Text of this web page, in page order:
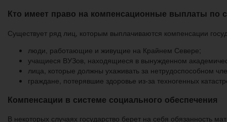
Кто имеет право на компенсационные выплаты по
Существует ряд лиц, которым выплачиваются компенсации
люди, работающие и живущие на Крайнем Севере;
учащиеся ВУЗов, находящиеся в вынужденном
лица, которые должны ухаживать за нетрудоспособном
граждане, потерявшие здоровье из-за техногенных
Компенсации в системе социального обеспечения
В некоторых случаях государство берет на себя обязанность